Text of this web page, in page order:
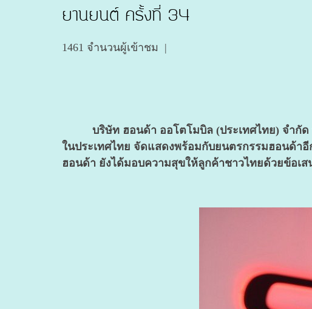
ยานยนต์ ครั้งที่ 34
1461 จำนวนผู้เข้าชม |
บริษัท ฮอนด้า ออโตโมบิล (ประเทศไทย) จำกัด
ในประเทศไทย จัดแสดงพร้อมกับยนตรกรรมฮอนด้าอี
ฮอนด้า ยังได้มอบความสุขให้ลูกค้าชาวไทยด้วยข้อเ